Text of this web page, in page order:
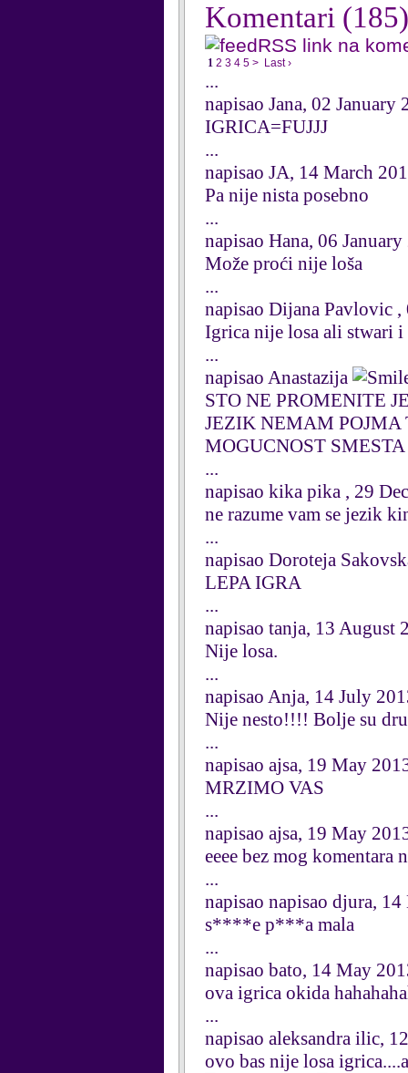
Komentari (185)
RSS link na
1 2 3 4 5 > Last ›
...
napisao Jana, 02 January
IGRICA=FUJJJ
...
napisao JA, 14 March
Pa nije nista posebno
...
napisao Hana, 06
Može proći nije loša
...
napisao Dijana Pavlovic
Igrica nije losa ali stwari
...
napisao Anastazija
STO NE PROMENITE
JEZIK NEMAM POJMA
MOGUCNOST
...
napisao kika pika , 29
ne razume vam se jezik
...
napisao Doroteja
LEPA IGRA
...
napisao tanja, 13 August
Nije losa.
...
napisao Anja, 14 July
Nije nesto!!!! Bolje su
...
napisao ajsa, 19 May
MRZIMO VAS
...
napisao ajsa, 19 May
eeee bez mog komentara
...
napisao napisao djura,
s****e p***a mala
...
napisao bato, 14 May
ova igrica okida
...
napisao aleksandra ilic,
ovo bas nije losa